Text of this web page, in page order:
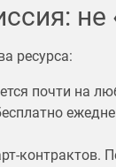
не
ресурса:
почти на
контрактов.